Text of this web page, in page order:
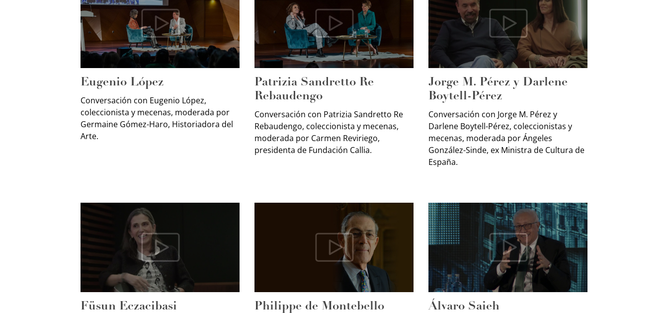
Eugenio López
Conversación con Eugenio López,
coleccionista y mecenas, moderada por
Germaine Gómez-Haro, Historiadora del
Arte.
Patrizia Sandretto Re
Rebaudengo
Conversación con Patrizia Sandretto Re
Rebaudengo, coleccionista y mecenas,
moderada por Carmen Reviriego,
presidenta de Fundación Callia.
Jorge M. Pérez y Darlene
Boytell-Pérez
Conversación con Jorge M. Pérez y
Darlene Boytell-Pérez, coleccionistas y
mecenas, moderada por Ángeles
González-Sinde, ex Ministra de Cultura de
España.
Füsun Eczacibasi Philippe de Montebello Álvaro Saieh